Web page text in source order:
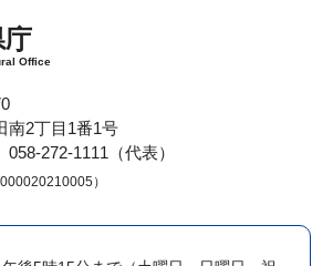
庁
Office
南2丁目1番1号
272-1111（代表）
）